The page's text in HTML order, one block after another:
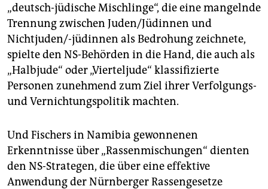
„deutsch-jüdische Mischlinge“, die eine mangelnde
Trennung zwischen Juden/Jüdinnen und
Nichtjuden/-jüdinnen als Bedrohung zeichnete,
spielte den NS-Behörden in die Hand, die auch als
„Halbjude“ oder „Vierteljude“ klassifizierte
Personen zunehmend zum Ziel ihrer Verfolgungs-
und Vernichtungspolitik machten.
Und Fischers in Namibia gewonnenen
Erkenntnisse über „Rassenmischungen“ dienten
den NS-Strategen, die über eine effektive
Anwendung der Nürnberger Rassengesetze